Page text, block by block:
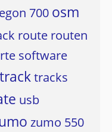
700 osm
route routen
software
tracktracks
usb
zumo 550